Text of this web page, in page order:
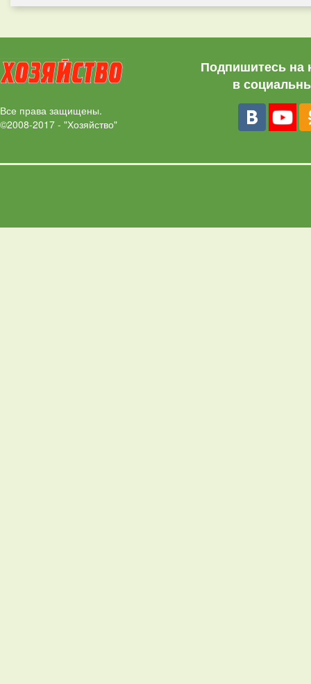
Все права защищены.
©2008-2017 - "Хозяйство"
Подпишитесь на
в